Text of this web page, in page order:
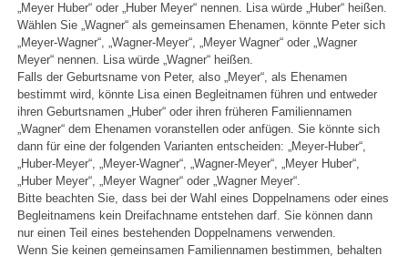
„Meyer Huber“ oder „Huber Meyer“ nennen. Lisa würde „Huber“ heißen.
Wählen Sie „Wagner“ als gemeinsamen Ehenamen, könnte Peter sich
„Meyer-Wagner“, „Wagner-Meyer“, „Meyer Wagner“ oder „Wagner
Meyer“ nennen. Lisa würde „Wagner“ heißen.
Falls der Geburtsname von Peter, also „Meyer“, als Ehenamen
bestimmt wird, könnte Lisa einen Begleitnamen führen und entweder
ihren Geburtsnamen „Huber“ oder ihren früheren Familiennamen
„Wagner“ dem Ehenamen voranstellen oder anfügen. Sie könnte sich
dann für eine der folgenden Varianten entscheiden: „Meyer-Huber“,
„Huber-Meyer“, „Meyer-Wagner“, „Wagner-Meyer“, „Meyer Huber“,
„Huber Meyer“, „Meyer Wagner“ oder „Wagner Meyer“.
Bitte beachten Sie, dass bei der Wahl eines Doppelnamens oder eines
Begleitnamens kein Dreifachname entstehen darf. Sie können dann
nur einen Teil eines bestehenden Doppelnamens verwenden.
Wenn Sie keinen gemeinsamen Familiennamen bestimmen, behalten